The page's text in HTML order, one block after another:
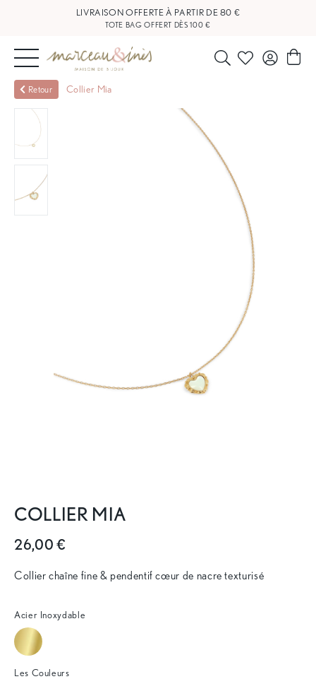
LIVRAISON OFFERTE À PARTIR DE 80 €
TOTE BAG OFFERT DÈS 100 €
NOUVEAUTÉS
BIJOUX
OUTLET
Retour Collier Mia
COLLIER MIA
26,00 €
Collier chaîne fine & pendentif cœur de nacre texturisé
Acier Inoxydable
Les Couleurs